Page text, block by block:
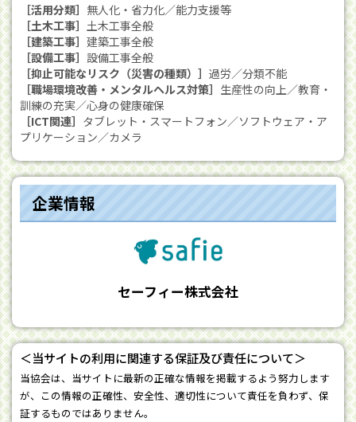
［活用分類］ 無人化・省力化／能力支援等
［土木工事］ 土木工事全般
［建築工事］ 建築工事全般
［設備工事］ 設備工事全般
［抑止可能なリスク（災害の種類）］ 過労／分類不能
［職場環境改善・メンタルヘルス対策］ 生産性の向上／教育・
訓練の充実／心身の健康確保
［ICT関連］ タブレット・スマートフォン／ソフトウェア・ア
プリケーション／カメラ
企業情報
セーフィー株式会社
＜当サイトの利用に関連する保証及び責任について＞
当協会は、当サイトに最新の正確な情報を掲載するよう努力します
が、この情報の正確性、安全性、適切性について責任を負わず、保
証するものではありません。